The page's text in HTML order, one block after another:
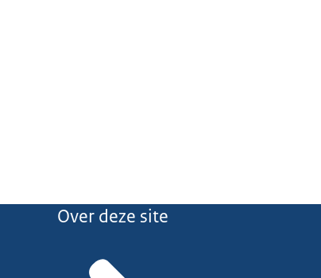
Over deze site